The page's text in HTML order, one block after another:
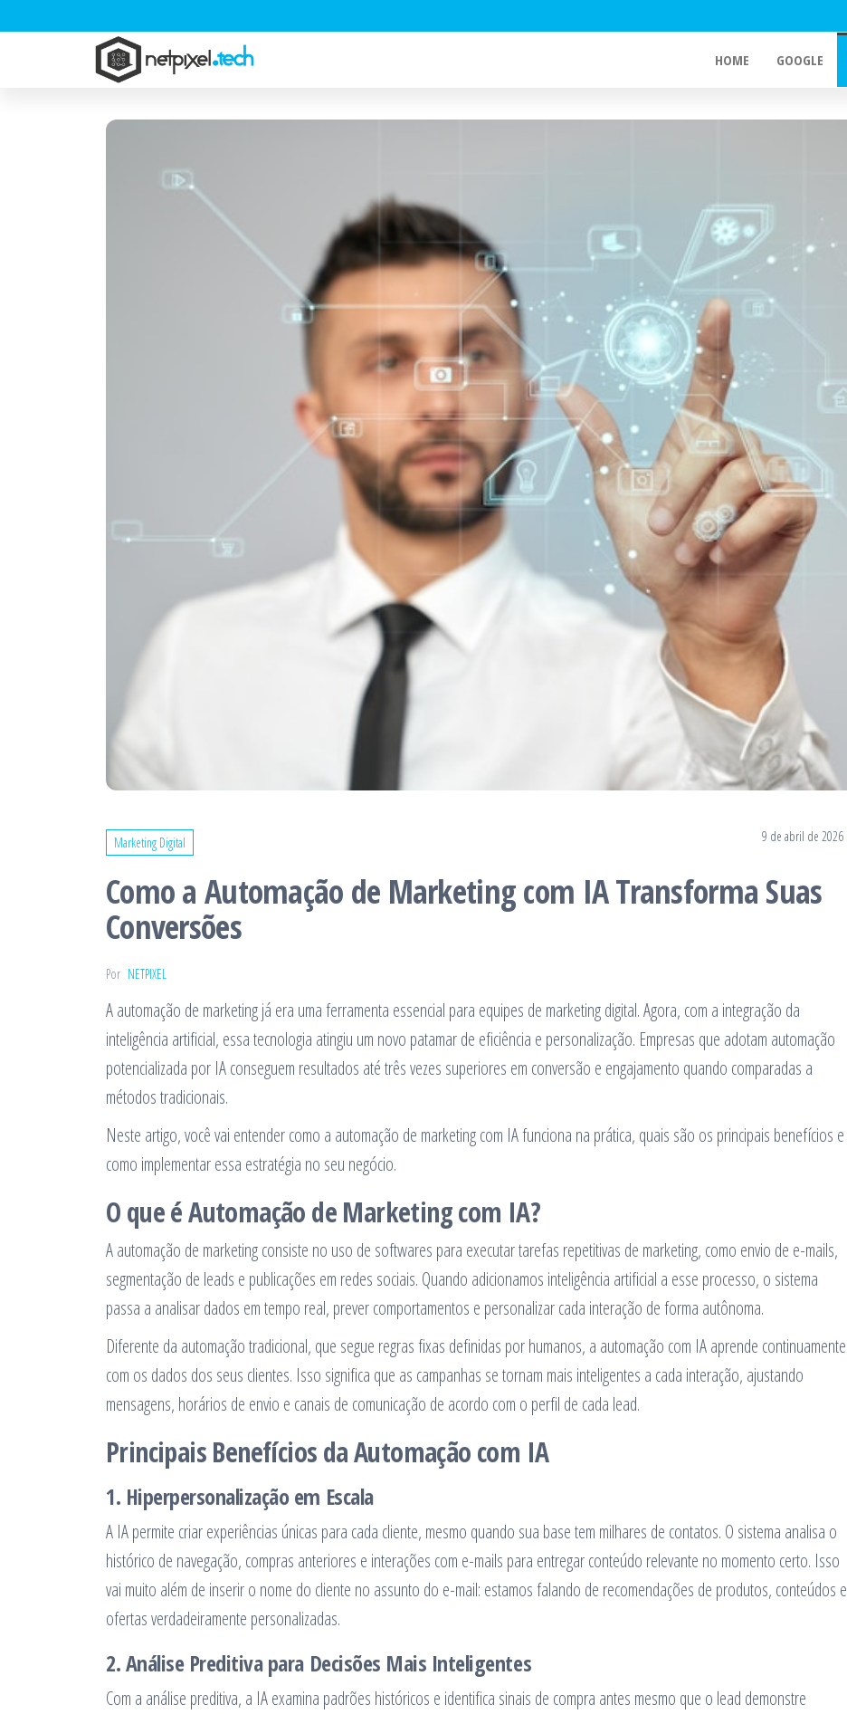
HOME GOOGLE
Marketing Digital 9 de abril de 2026
Como a Automação de Marketing com IA Transforma Suas
Conversões
Por NETPIXEL
A automação de marketing já era uma ferramenta essencial para equipes de marketing digital. Agora, com a integração da
inteligência artificial, essa tecnologia atingiu um novo patamar de eficiência e personalização. Empresas que adotam automação
potencializada por IA conseguem resultados até três vezes superiores em conversão e engajamento quando comparadas a
métodos tradicionais.
Neste artigo, você vai entender como a automação de marketing com IA funciona na prática, quais são os principais benefícios e
como implementar essa estratégia no seu negócio.
O que é Automação de Marketing com IA?
A automação de marketing consiste no uso de softwares para executar tarefas repetitivas de marketing, como envio de e-mails,
segmentação de leads e publicações em redes sociais. Quando adicionamos inteligência artificial a esse processo, o sistema
passa a analisar dados em tempo real, prever comportamentos e personalizar cada interação de forma autônoma.
Diferente da automação tradicional, que segue regras fixas definidas por humanos, a automação com IA aprende continuamente
com os dados dos seus clientes. Isso significa que as campanhas se tornam mais inteligentes a cada interação, ajustando
mensagens, horários de envio e canais de comunicação de acordo com o perfil de cada lead.
Principais Benefícios da Automação com IA
1. Hiperpersonalização em Escala
A IA permite criar experiências únicas para cada cliente, mesmo quando sua base tem milhares de contatos. O sistema analisa o
histórico de navegação, compras anteriores e interações com e-mails para entregar conteúdo relevante no momento certo. Isso
vai muito além de inserir o nome do cliente no assunto do e-mail: estamos falando de recomendações de produtos, conteúdos e
ofertas verdadeiramente personalizadas.
2. Análise Preditiva para Decisões Mais Inteligentes
Com a análise preditiva, a IA examina padrões históricos e identifica sinais de compra antes mesmo que o lead demonstre